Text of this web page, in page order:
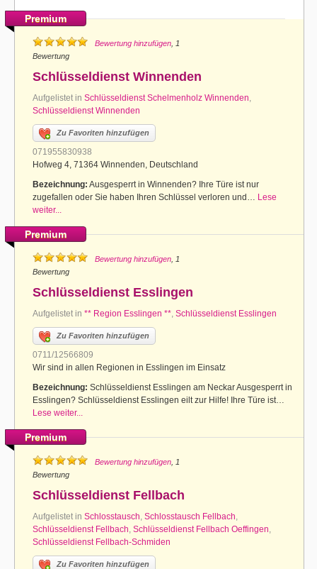
Premium
Bewertung hinzufügen , 1
Bewertung
Schlüsseldienst Winnenden
Aufgelistet in Schlüsseldienst Schelmenholz Winnenden,
Schlüsseldienst Winnenden
Zu Favoriten hinzufügen
071955830938
Hofweg 4, 71364 Winnenden, Deutschland
Bezeichnung: Ausgesperrt in Winnenden? Ihre Türe ist nur
zugefallen oder Sie haben Ihren Schlüssel verloren und… Lese
weiter...
Premium
Bewertung hinzufügen , 1
Bewertung
Schlüsseldienst Esslingen
Aufgelistet in ** Region Esslingen **, Schlüsseldienst Esslingen
Zu Favoriten hinzufügen
0711/12566809
Wir sind in allen Regionen in Esslingen im Einsatz
Bezeichnung: Schlüsseldienst Esslingen am Neckar Ausgesperrt in
Esslingen? Schlüsseldienst Esslingen eilt zur Hilfe! Ihre Türe ist…
Lese weiter...
Premium
Bewertung hinzufügen , 1
Bewertung
Schlüsseldienst Fellbach
Aufgelistet in Schlosstausch, Schlosstausch Fellbach,
Schlüsseldienst Fellbach, Schlüsseldienst Fellbach Oeffingen,
Schlüsseldienst Fellbach-Schmiden
Zu Favoriten hinzufügen